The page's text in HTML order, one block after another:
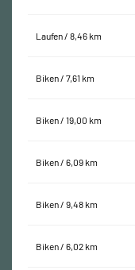
Laufen / 8,46 km
Biken / 7,61 km
Biken / 19,00 km
Biken / 6,09 km
Biken / 9,48 km
Biken / 6,02 km